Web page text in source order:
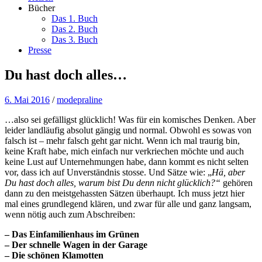
Bücher
Das 1. Buch
Das 2. Buch
Das 3. Buch
Presse
Du hast doch alles…
6. Mai 2016 /modepraline
…also sei gefälligst glücklich! Was für ein komisches Denken. Aber
leider landläufig absolut gängig und normal. Obwohl es sowas von
falsch ist – mehr falsch geht gar nicht. Wenn ich mal traurig bin,
keine Kraft habe, mich einfach nur verkriechen möchte und auch
keine Lust auf Unternehmungen habe, dann kommt es nicht selten
vor, dass ich auf Unverständnis stosse. Und Sätze wie: „Hä, aber
Du hast doch alles, warum bist Du denn nicht glücklich?“ gehören
dann zu den meistgehassten Sätzen überhaupt. Ich muss jetzt hier
mal eines grundlegend klären, und zwar für alle und ganz langsam,
wenn nötig auch zum Abschreiben:
– Das Einfamilienhaus im Grünen
– Der schnelle Wagen in der Garage
– Die schönen Klamotten